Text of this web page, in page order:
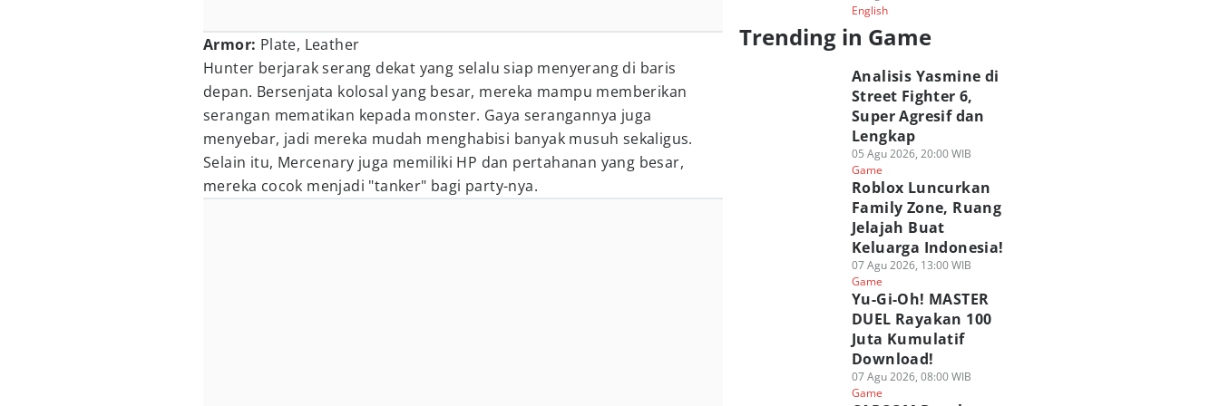
Armor: Plate, Leather
Hunter berjarak serang dekat yang selalu siap menyerang di baris
depan. Bersenjata kolosal yang besar, mereka mampu memberikan
serangan mematikan kepada monster. Gaya serangannya juga
menyebar, jadi mereka mudah menghabisi banyak musuh sekaligus.
Selain itu, Mercenary juga memiliki HP dan pertahanan yang besar,
mereka cocok menjadi "tanker" bagi party-nya.
English
Trending in Game
Analisis Yasmine di
Street Fighter 6,
Super Agresif dan
Lengkap
05 Agu 2026, 20:00 WIB
Game
Roblox Luncurkan
Family Zone, Ruang
Jelajah Buat
Keluarga Indonesia!
07 Agu 2026, 13:00 WIB
Game
Yu-Gi-Oh! MASTER
DUEL Rayakan 100
Juta Kumulatif
Download!
07 Agu 2026, 08:00 WIB
Game